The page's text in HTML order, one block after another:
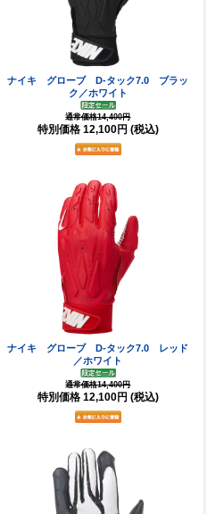
ナイキ グローブ D-タック7.0 ブラッ
ク／ホワイト
通常価格14,400円
特別価格 12,100円 (税込)
ナイキ グローブ D-タック7.0 レッド
／ホワイト
通常価格14,400円
特別価格 12,100円 (税込)